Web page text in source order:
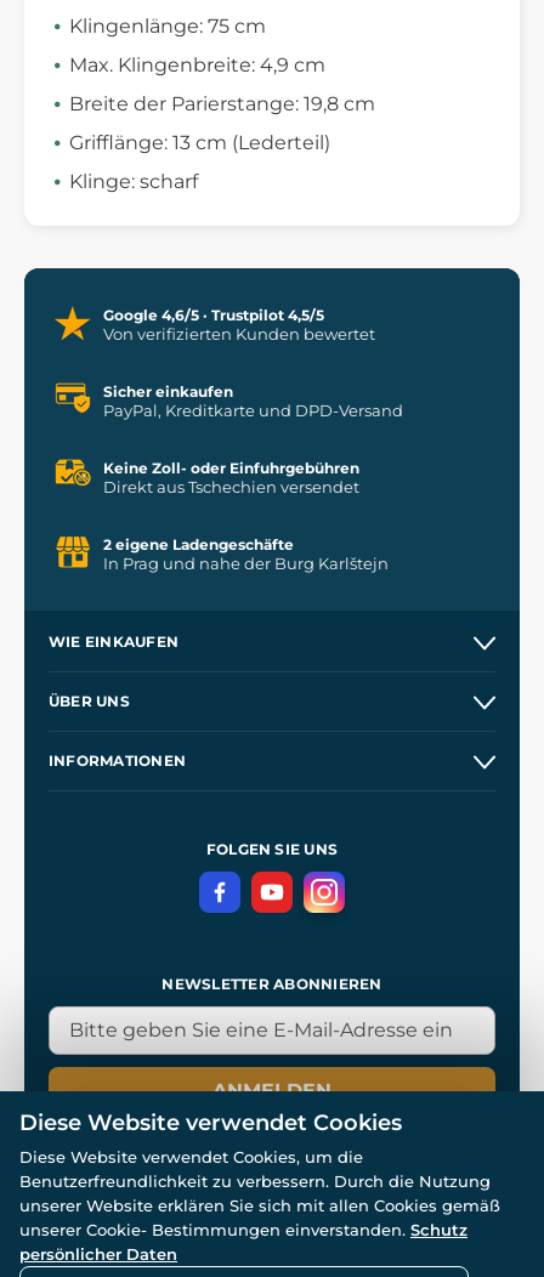
Klingenlänge: 75 cm
Max. Klingenbreite: 4,9 cm
Breite der Parierstange: 19,8 cm
Grifflänge: 13 cm (Lederteil)
Klinge: scharf
Google 4,6/5 · Trustpilot 4,5/5
Von verifizierten Kunden bewertet
Sicher einkaufen
PayPal, Kreditkarte und DPD-Versand
Keine Zoll- oder Einfuhrgebühren
Direkt aus Tschechien versendet
2 eigene Ladengeschäfte
In Prag und nahe der Burg Karlštejn
WIE EINKAUFEN
Kontakt
ÜBER UNS
INFORMATIONEN
DatenschutzerklärungFOLGEN SIE UNS
NEWSLETTER ABONNIEREN
ANMELDEN
© Alle Rechte vorbehalten. www.wulflund.de 2007-2026.
Powered by
Diese Website verwendet Cookies
Diese Website verwendet Cookies, um die
Benutzerfreundlichkeit zu verbessern. Durch die Nutzung
unserer Website erklären Sie sich mit allen Cookies gemäß
unserer Cookie- Bestimmungen einverstanden. Schutz
persönlicher Daten